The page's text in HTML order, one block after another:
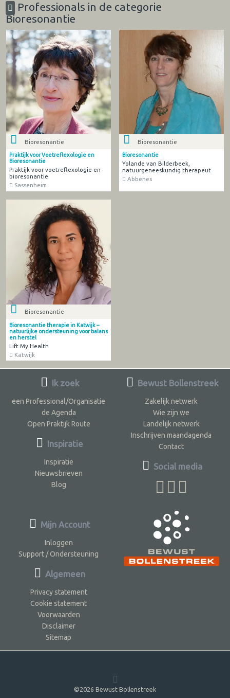
Professionals in de categorie
Bioresonantie
Bioresonantie
Praktijk voor Voetreflexologie en
Bioresonantie
Praktijk voor voetreflexologie en
bioresonantie
Sassenheim
Bioresonantie
Bioresonantie
Yolande van Bilderbeek,
natuurgeneeskundig therapeut
Abbenes
Bioresonantie
Bioresonantie therapie in Katwijk –
natuurlijke ondersteuning voor balans
en herstel
Lift My Health
Katwijk
Ik zoek
een Professional/Organisatie
de Agenda
Open Praktijk Route
Inspiratie
Inspiratie
Nieuwsbrieven
Blog
Bewust Bollenstreek
Zakelijk netwerk
Wie zijn we
Landelijk netwerk
Inschrijven maandagenda
Contact
Social media
Mijn Account
Inloggen
Support / Ondersteuning
Algemeen
Privacy statement
Cookie statement
Voorwaarden
Disclaimer
Sitemap
©2026 Bewust Bollenstreek